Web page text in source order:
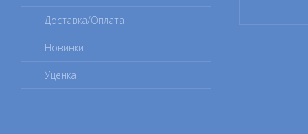
Доставка/Оплата
Новинки
Уценка